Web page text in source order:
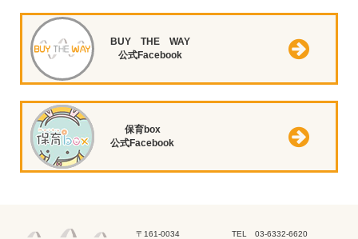
BUY THE WAY
公式Facebook
保育box
公式Facebook
〒161-0034
TEL 03-6332-6620